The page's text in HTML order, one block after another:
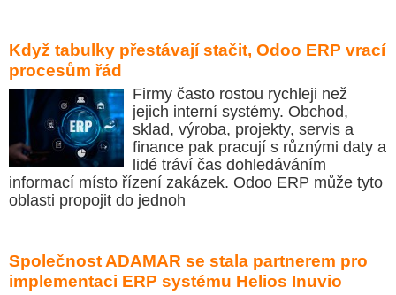
Když tabulky přestávají stačit, Odoo ERP vrací
procesům řád
Firmy často rostou rychleji než
jejich interní systémy. Obchod,
sklad, výroba, projekty, servis a
finance pak pracují s různými daty a
lidé tráví čas dohledáváním
informací místo řízení zakázek. Odoo ERP může tyto
oblasti propojit do jednoh
Společnost ADAMAR se stala partnerem pro
implementaci ERP systému Helios Inuvio